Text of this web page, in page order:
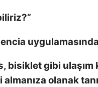
gibi ulaşım
olanak